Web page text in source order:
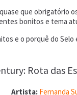
que
bonitos e tema
e o porquê do
Rota das
Artista: Fernanda